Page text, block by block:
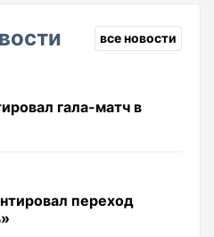
все новости
гала-матч в
переход